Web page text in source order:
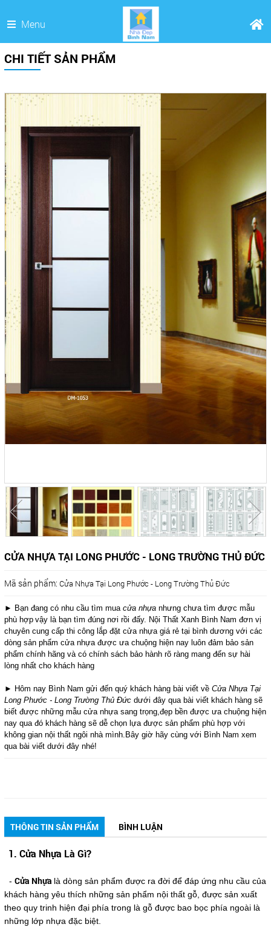
Menu
CHI TIẾT SẢN PHẨM
CỬA NHỰA TẠI LONG PHƯỚC - LONG TRƯỜNG THỦ ĐỨC
Mã sản phẩm: Cửa Nhựa Tại Long Phước - Long Trường Thủ Đức
► Bạn đang có nhu cầu tìm mua cửa nhựa nhưng chưa tìm được mẫu
phù hợp vậy là bạn tìm đúng nơi rồi đấy. Nội Thất Xanh Bình Nam đơn vị
chuyên cung cấp thi công lắp đặt cửa nhựa giá rẻ tại bình dương với các
dòng sản phẩm cửa nhựa được ưa chuộng hiện nay luôn đảm bảo sản
phẩm chính hãng và có chính sách bảo hành rõ ràng mang đến sự hài
lòng nhất cho khách hàng
► Hôm nay Bình Nam gửi đến quý khách hàng bài viết vềCửa Nhựa Tại
Long Phước - Long Trường Thủ Đứcdưới đây qua bài viết khách hàng sẽ
biết được những mẫu cửa nhựa sang trọng,đẹp bền được ưa chuộng hiện
nay qua đó khách hàng sẽ dễ chọn lựa được sản phẩm phù hợp với
không gian nội thất ngôi nhà mình.Bây giờ hãy cùng với Bình Nam xem
qua bài viết dưới đây nhé!
THÔNG TIN SẢN PHẨM BÌNH LUẬN
1. Cửa Nhựa Là Gì?
- Cửa Nhựa là dòng sản phẩm được ra đời để đáp ứng nhu cầu của
khách hàng yêu thích những sản phẩm nội thất gỗ, được sản xuất
theo quy trinh hiện đại phía trong là gỗ được bao bọc phía ngoài là
những lớp nhựa đặc biệt.